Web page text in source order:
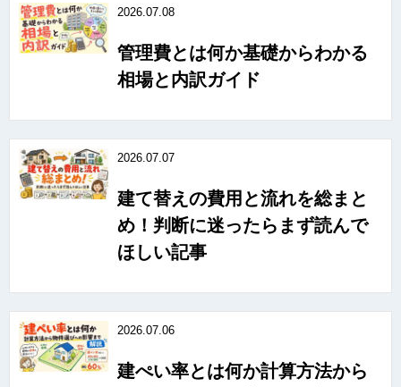
2026.07.08
管理費とは何か基礎からわかる
相場と内訳ガイド
2026.07.07
建て替えの費用と流れを総まと
め！判断に迷ったらまず読んで
ほしい記事
2026.07.06
建ぺい率とは何か計算方法から